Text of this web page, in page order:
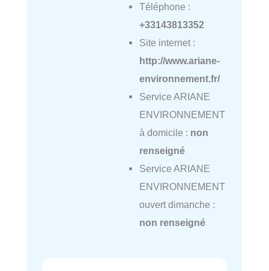
Téléphone :
+33143813352
Site internet :
http://www.ariane-
environnement.fr/
Service ARIANE
ENVIRONNEMENT
à domicile : non
renseigné
Service ARIANE
ENVIRONNEMENT
ouvert dimanche :
non renseigné